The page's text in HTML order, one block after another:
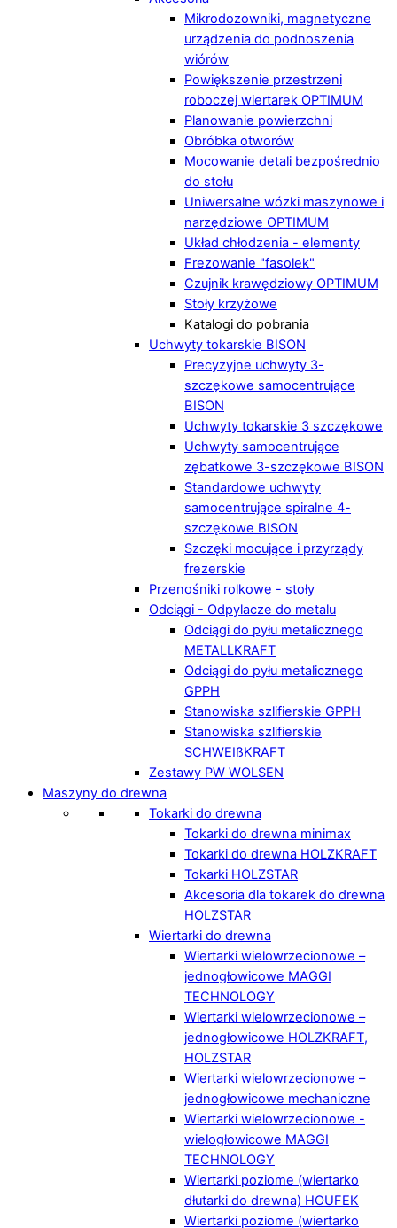
Mikrodozowniki, magnetyczne
urządzenia do podnoszenia
wiórów
Powiększenie przestrzeni
roboczej wiertarek OPTIMUM
Planowanie powierzchni
Obróbka otworów
Mocowanie detali bezpośrednio
do stołu
Uniwersalne wózki maszynowe i
narzędziowe OPTIMUM
Układ chłodzenia - elementy
Frezowanie "fasolek"
Czujnik krawędziowy OPTIMUM
Stoły krzyżowe
Katalogi do pobrania
Uchwyty tokarskie BISON
Precyzyjne uchwyty 3-
szczękowe samocentrujące
BISON
Uchwyty tokarskie 3 szczękowe
Uchwyty samocentrujące
zębatkowe 3-szczękowe BISON
Standardowe uchwyty
samocentrujące spiralne 4-
szczękowe BISON
Szczęki mocujące i przyrządy
frezerskie
Przenośniki rolkowe - stoły
Odciągi - Odpylacze do metalu
Odciągi do pyłu metalicznego
METALLKRAFT
Odciągi do pyłu metalicznego
GPPH
Stanowiska szlifierskie GPPH
Stanowiska szlifierskie
SCHWEIßKRAFT
Zestawy PW WOLSEN
Maszyny do drewna
Tokarki do drewna
Tokarki do drewna minimax
Tokarki do drewna HOLZKRAFT
Tokarki HOLZSTAR
Akcesoria dla tokarek do drewna
HOLZSTAR
Wiertarki do drewna
Wiertarki wielowrzecionowe –
jednogłowicowe MAGGI
TECHNOLOGY
Wiertarki wielowrzecionowe –
jednogłowicowe HOLZKRAFT,
HOLZSTAR
Wiertarki wielowrzecionowe –
jednogłowicowe mechaniczne
Wiertarki wielowrzecionowe -
wielogłowicowe MAGGI
TECHNOLOGY
Wiertarki poziome (wiertarko
dłutarki do drewna) HOUFEK
Wiertarki poziome (wiertarko